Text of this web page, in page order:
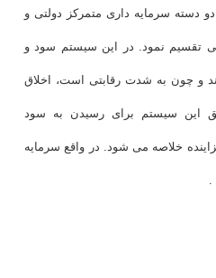
دسته سرمایه داری متمرکز دولتی و
تقسیم نمود. در این سیستم سود و
و چون به شدت رقابتی است، اخلاق
این سیستم برای رسیدن به سود
خلاصه می شود. در واقع سرمایه
.